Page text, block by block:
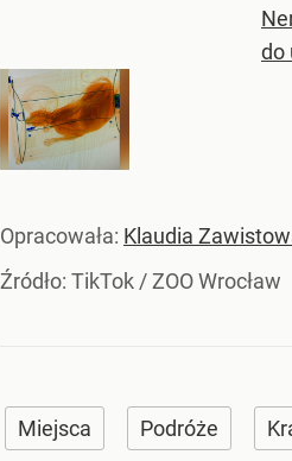
do
Opracowała: Klaudia
Źródło: TikTok / ZOO Wrocław
Miejsca Podróże